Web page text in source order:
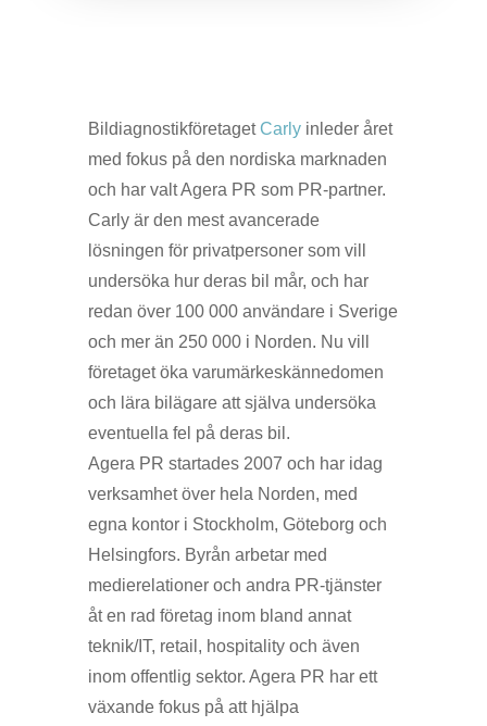
BildiagnostikföretagetCarly inleder året
med fokus på den nordiska marknaden
och har valt Agera PR som PR-partner.
Carly är den mest avancerade
lösningen för privatpersoner som vill
undersöka hur deras bil mår, och har
redan över 100 000 användare i Sverige
och mer än 250 000 i Norden. Nu vill
företaget öka varumärkeskännedomen
och lära bilägare att själva undersöka
eventuella fel på deras bil.
Agera PR startades 2007 och har idag
verksamhet över hela Norden, med
egna kontor i Stockholm, Göteborg och
Helsingfors. Byrån arbetar med
medierelationer och andra PR-tjänster
åt en rad företag inom bland annat
teknik/IT, retail, hospitality och även
inom offentlig sektor. Agera PR har ett
växande fokus på att hjälpa